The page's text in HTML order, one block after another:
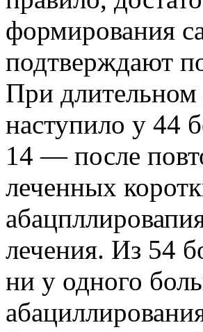
формирования
подтверждают
При длительном
наступило у 44
14 — после
леченных
лечения. Из 54
ни у одного